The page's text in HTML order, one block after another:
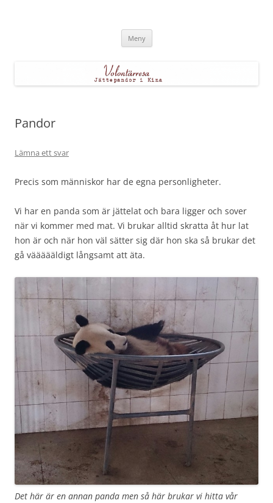
Meny
Pandor
Lämna ett svar
Precis som människor har de egna personligheter.
Vi har en panda som är jättelat och bara ligger och sover
när vi kommer med mat. Vi brukar alltid skratta åt hur lat
hon är och när hon väl sätter sig där hon ska så brukar det
gå väääääldigt långsamt att äta.
Det här är en annan panda men så här brukar vi hitta vår